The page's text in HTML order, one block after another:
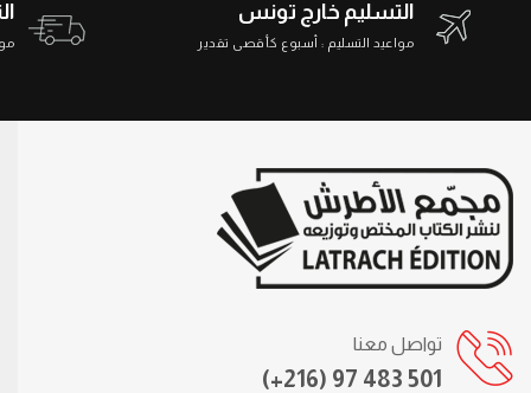
التسليم خارج تونس
مواعيد التسليم : أسبوع كأقصى تقدير
تواصل معنا
(+216) 97 483 501